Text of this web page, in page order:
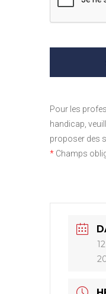
Pour les
handicap,
proposer des
* Champs